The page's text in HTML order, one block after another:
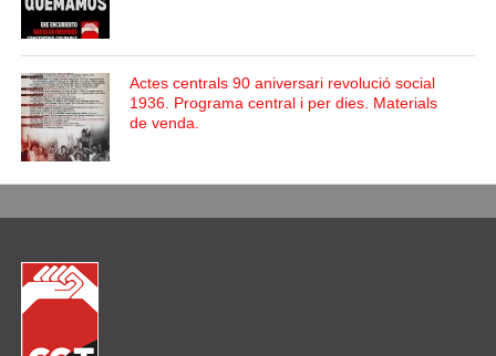
Actes centrals 90 aniversari revolució social
1936. Programa central i per dies. Materials
de venda.